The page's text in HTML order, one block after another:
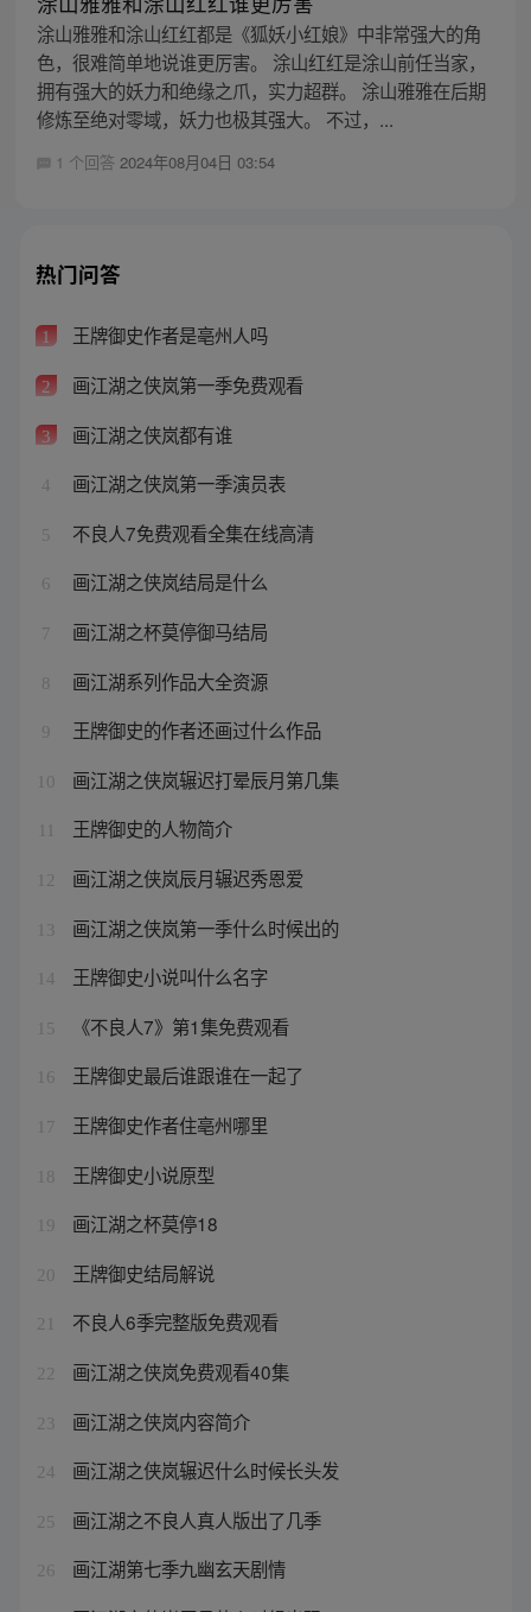
涂山雅雅和涂山红红都是《狐妖小红娘》中非常强大的角
色，很难简单地说谁更厉害。 涂山红红是涂山前任当家，
拥有强大的妖力和绝缘之爪，实力超群。 涂山雅雅在后期
修炼至绝对零域，妖力也极其强大。 不过，...
1 个回答 2024年08月04日 03:54
热门问答
1 王牌御史作者是亳州人吗
2 画江湖之侠岚第一季免费观看
3 画江湖之侠岚都有谁
4 画江湖之侠岚第一季演员表
5 不良人7免费观看全集在线高清
6 画江湖之侠岚结局是什么
7 画江湖之杯莫停御马结局
8 画江湖系列作品大全资源
9 王牌御史的作者还画过什么作品
10 画江湖之侠岚辗迟打晕辰月第几集
王牌御史的人物简介
12 画江湖之侠岚辰月辗迟秀恩爱
13 画江湖之侠岚第一季什么时候出的
14 王牌御史小说叫什么名字
15 《不良人7》第1集免费观看
16 王牌御史最后谁跟谁在一起了
17 王牌御史作者住亳州哪里
18 王牌御史小说原型
19 画江湖之杯莫停18
20 王牌御史结局解说
21 不良人6季完整版免费观看
22 画江湖之侠岚免费观看40集
23 画江湖之侠岚内容简介
24 画江湖之侠岚辗迟什么时候长头发
25 画江湖之不良人真人版出了几季
26 画江湖第七季九幽玄天剧情